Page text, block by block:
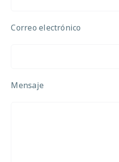
Correo electrónico
Mensaje